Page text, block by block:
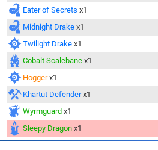
Eater of Secrets x1
Midnight Drake x1
Twilight Drake x1
Cobalt Scalebane x1
Hogger x1
Khartut Defender x1
Wyrmguard x1
Sleepy Dragon x1